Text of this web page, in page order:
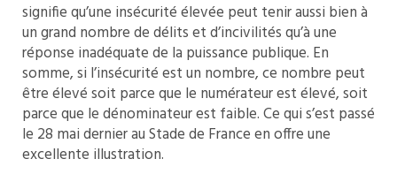
signifie qu’une insécurité élevée peut tenir aussi bien à
un grand nombre de délits et d’incivilités qu’à une
réponse inadéquate de la puissance publique. En
somme, si l’insécurité est un nombre, ce nombre peut
être élevé soit parce que le numérateur est élevé, soit
parce que le dénominateur est faible. Ce qui s’est passé
le 28 mai dernier au Stade de France en offre une
excellente illustration.